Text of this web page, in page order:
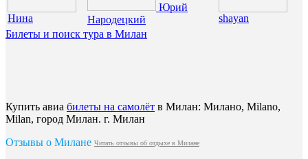
Нина
Юрий
Народецкий
shayan
Билеты и поиск тура в Милан
Купить авиа билеты на самoлёт в Милан: Милано, Milano,
Milan, город Милан. г. Милан
Отзывы о Милане Читать отзывы об отдыхе в Милане